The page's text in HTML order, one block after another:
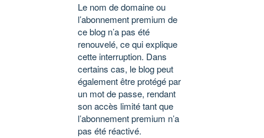
Le nom de domaine ou
l’abonnement premium de
ce blog n’a pas été
renouvelé, ce qui explique
cette interruption. Dans
certains cas, le blog peut
également être protégé par
un mot de passe, rendant
son accès limité tant que
l’abonnement premium n’a
pas été réactivé.